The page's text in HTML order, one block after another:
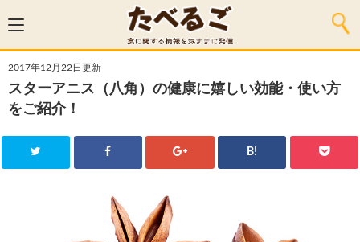
2017年12月22日更新
スターアニス（八角）の健康に嬉しい効能・使い方
をご紹介！
B!